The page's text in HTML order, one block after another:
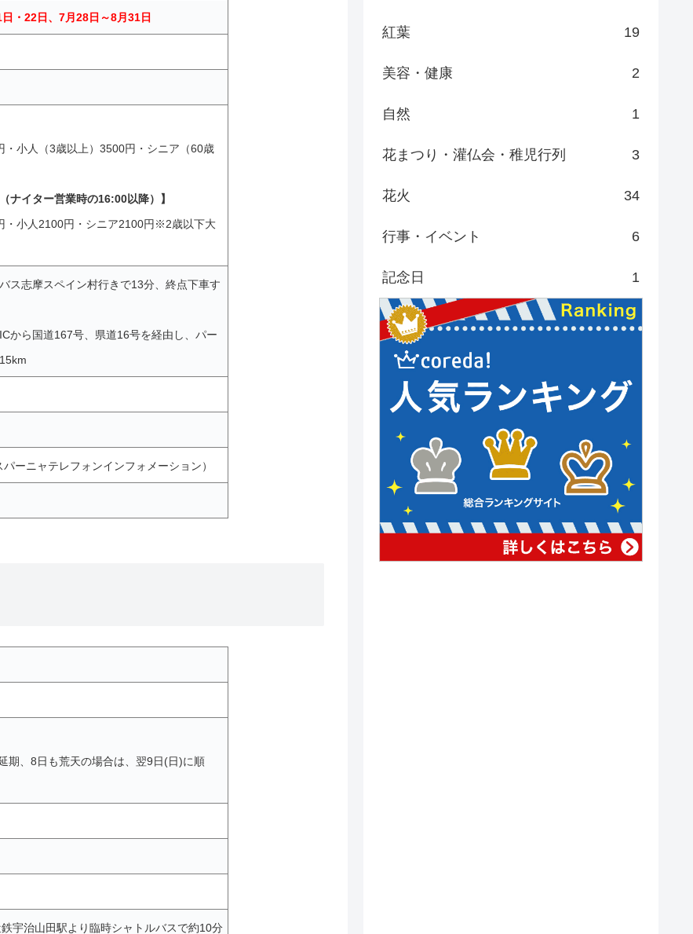
・22日、7月28日～8月31日
・小人（3歳以上）3500円・シニア（60歳
ナイター営業時の16:00以降）】
・小人2100円・シニア2100円※2歳以下大
ス志摩スペイン村行きで13分、終点下車す
から国道167号、県道16号を経由し、パー
ーニャテレフォンインフォメーション）
期、8日も荒天の場合は、翌9日(日)に順
宇治山田駅より臨時シャトルバスで約10分
紅葉 19
美容・健康 2
自然 1
花まつり・灌仏会・稚児行列 3
花火 34
行事・イベント 6
記念日 1